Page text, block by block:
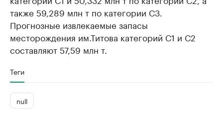
также 59,289 млн т по категории С3.
Прогнозные извлекаемые запасы
месторождения им.Титова категорий С1 и С2
составляют 57,59 млн т.
Теги
null